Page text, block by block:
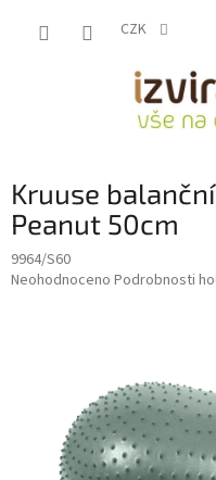
CZK
Kruuse
Peanut 50cm
9964/S60
Průměrné
hvězdiček.
Neohodnoceno Podrobnosti